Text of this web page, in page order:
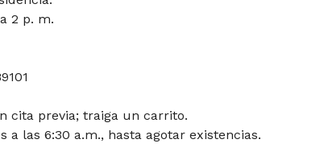
2 p. m.
cita previa; traiga un carrito.
a las 6:30 a.m., hasta agotar existencias.